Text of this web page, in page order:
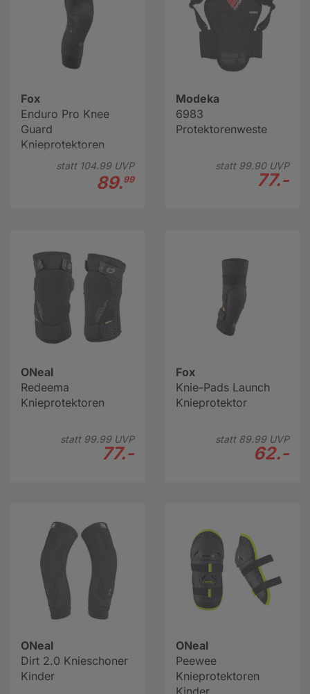
Fox
Enduro Pro Knee
Guard
Knieprotektoren
statt 104.99UVP
89.99
Modeka
6983
Protektorenweste
statt 99.90UVP
77.-
ONeal
Redeema
Knieprotektoren
statt 99.99UVP
77.-
Fox
Knie-Pads Launch
Knieprotektor
statt 89.99UVP
62.-
ONeal
Dirt 2.0 Knieschoner
Kinder
ONeal
Peewee
Knieprotektoren
Kinder